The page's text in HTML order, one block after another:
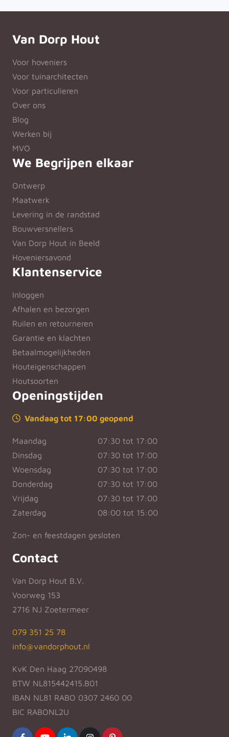
Van Dorp Hout
Voor hoveniers
Voor tuinarchitecten
Voor particulieren
Over ons
Blog
Werken bij
MVO
We Begrijpen elkaar
Ontwerp
Maatwerk
Levering in de randstad
Bouwversnellers
Van Dorp Hout in Beeld
Hoveniersavond
Klantenservice
Inloggen
Afhalen en bezorgen
Ruilen en retourneren
Garantie en klachten
Betaalmogelijkheden
Houteigenschappen
Houtsoorten
Openingstijden
Vandaag tot 17:00 geopend
Maandag
07:30 tot 17:00
Dinsdag
07:30 tot 17:00
Woensdag
07:30 tot 17:00
Donderdag
07:30 tot 17:00
Vrijdag
07:30 tot 17:00
Zaterdag
08:00 tot 15:00
Zon- en feestdagen gesloten
Contact
Van Dorp Hout B.V.
Voorweg 153
2716 NJ Zoetermeer
079 351 25 78
info@vandorphout.nl
KvK Den Haag 27090498
BTW NL815442415.B01
IBAN NL81 RABO 0307 2460 00
BIC RABONL2U